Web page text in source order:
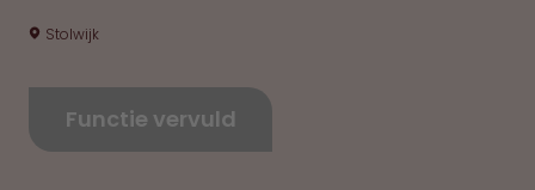
Stolwijk
Functie vervuld